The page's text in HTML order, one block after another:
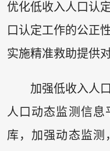
优化低收入人口认
口认定工作的公正
实施精准救助提供
加强低收入人
人口动态监测信
库，加强动态监测